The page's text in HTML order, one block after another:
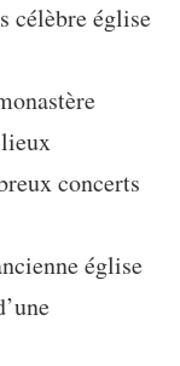
célèbre église
concerts
église